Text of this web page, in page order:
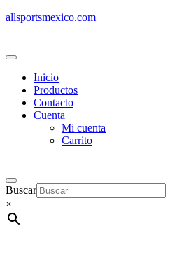
allsportsmexico.com
Inicio
Productos
Contacto
Cuenta
Mi cuenta
Carrito
Buscar
×